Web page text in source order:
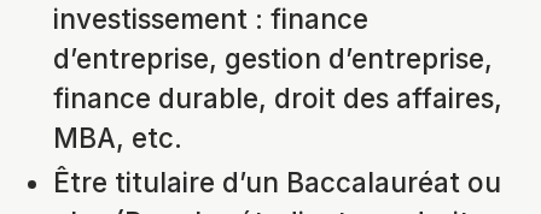
investissement : finance
d’entreprise, gestion d’entreprise,
finance durable, droit des affaires,
MBA, etc.
Être titulaire d’un Baccalauréat ou